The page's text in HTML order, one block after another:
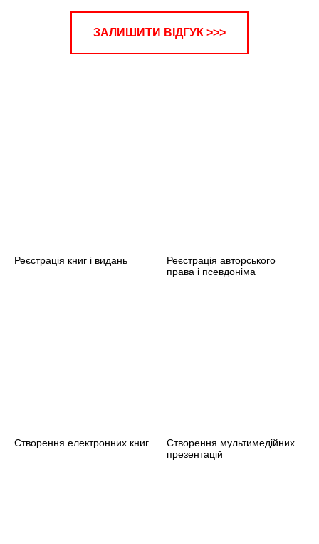
ЗАЛИШИТИ ВІДГУК >>>
Реєстрація книг і видань
Реєстрація авторського
права і псевдоніма
Створення електронних книг
Створення мультимедійних
презентацій